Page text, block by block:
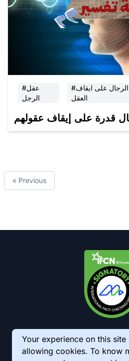
#عقل
الرجل
#قدرة الرجال على ايقاف
العقل
قدرة على إيقاف عقولهم
« Previous
Your experience on this
allowing cookies. To know